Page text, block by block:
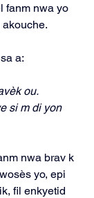
fanm nwa yo
a:
ou.
si m di yon
nwa brav k
yo, epi
fil enkyetid